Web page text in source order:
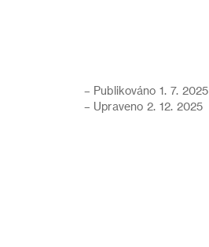
– Publikováno 1. 7. 2025
– Upraveno 2. 12. 2025